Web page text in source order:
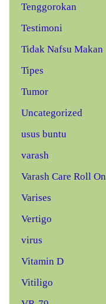
Tenggorokan
Testimoni
Tidak Nafsu Makan
Tipes
Tumor
Uncategorized
usus buntu
varash
Varash Care Roll On
Varises
Vertigo
virus
Vitamin D
Vitiligo